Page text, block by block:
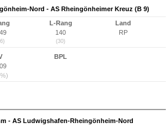
Nord - AS Rheingönheimer Kreuz (B 9)
L-Rang
140
(30)
Land
RP
BPL
- AS Ludwigshafen-Rheingönheim-Nord